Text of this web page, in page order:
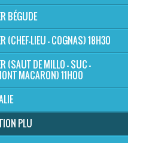
BÉGUDE
(CHEF-LIEU - COGNAS) 18H30
(SAUT DE MILLO - SUC -
MACARON) 11H00
PLU